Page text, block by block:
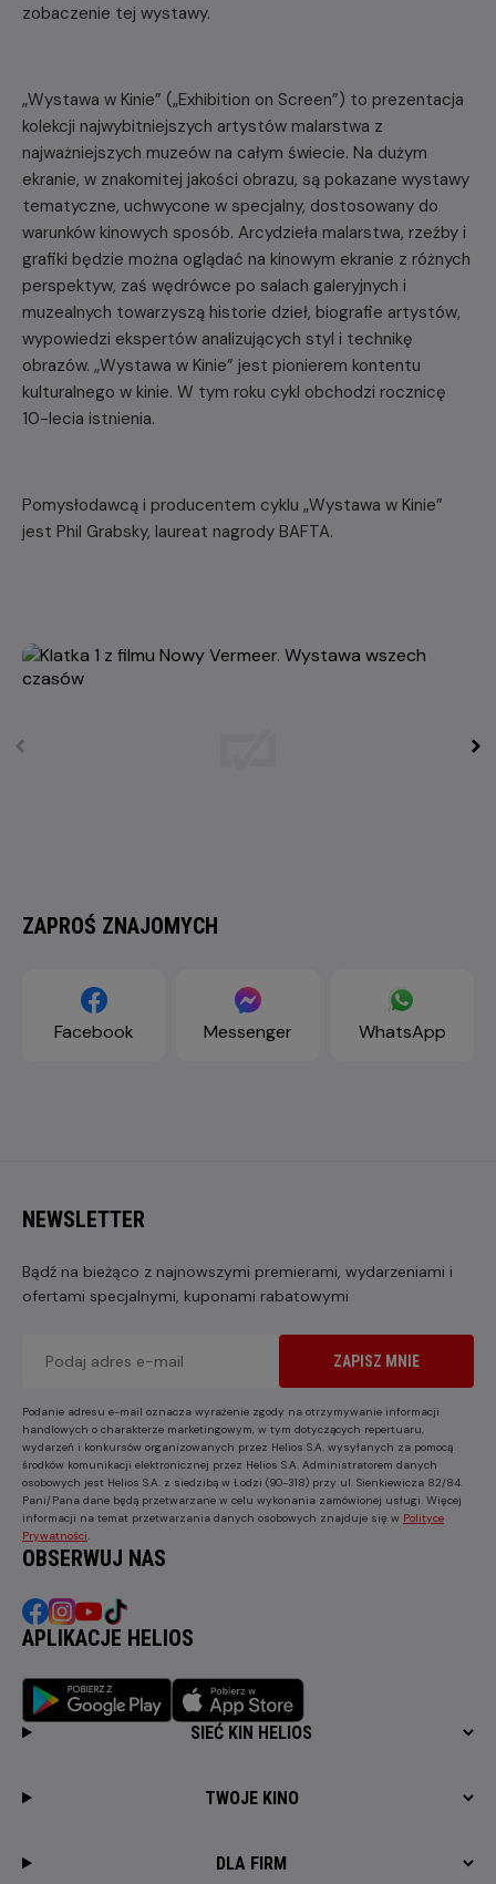
zobaczenie tej wystawy.
„Wystawa w Kinie” („Exhibition on Screen”) to prezentacja
kolekcji najwybitniejszych artystów malarstwa z
najważniejszych muzeów na całym świecie. Na dużym
ekranie, w znakomitej jakości obrazu, są pokazane wystawy
tematyczne, uchwycone w specjalny, dostosowany do
warunków kinowych sposób. Arcydzieła malarstwa, rzeźby i
grafiki będzie można oglądać na kinowym ekranie z różnych
perspektyw, zaś wędrówce po salach galeryjnych i
muzealnych towarzyszą historie dzieł, biografie artystów,
wypowiedzi ekspertów analizujących styl i technikę
obrazów. „Wystawa w Kinie” jest pionierem kontentu
kulturalnego w kinie. W tym roku cykl obchodzi rocznicę
10-lecia istnienia.
Pomysłodawcą i producentem cyklu „Wystawa w Kinie”
jest Phil Grabsky, laureat nagrody BAFTA.
ZAPROŚ ZNAJOMYCH
Facebook Messenger WhatsApp
NEWSLETTER
Bądź na bieżąco z najnowszymi premierami, wydarzeniami i
ofertami specjalnymi, kuponami rabatowymi
ZAPISZ MNIE
Podanie adresu e-mail oznacza wyrażenie zgody na otrzymywanie informacji
handlowych o charakterze marketingowym, w tym dotyczących repertuaru,
wydarzeń i konkursów organizowanych przez Helios S.A. wysyłanych za pomocą
środków komunikacji elektronicznej przez Helios S.A. Administratorem danych
osobowych jest Helios S.A. z siedzibą w Łodzi (90-318) przy ul. Sienkiewicza 82/84.
Pani/Pana dane będą przetwarzane w celu wykonania zamówionej usługi. Więcej
informacji na temat przetwarzania danych osobowych znajduje się w Polityce
Prywatności
OBSERWUJ NAS
APLIKACJE HELIOS
SIEĆ KIN HELIOS
TWOJE KINO
DLA FIRM